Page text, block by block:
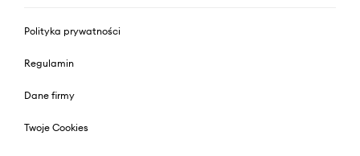
Polityka prywatności
Regulamin
Dane firmy
Twoje Cookies